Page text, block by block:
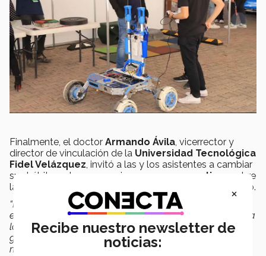
Finalmente, el doctor Armando Ávila, vicerrector y
director de vinculación de la Universidad Tecnológica
Fidel Velázquez, invitó a las y los asistentes a cambiar
sus hábitos y buscar un giro en sus
perspectivas
sobre
la emergencia climática que el mundo está enfrentando.
“El Foro de Economía Sostenible es un espacio de
encuentro para elintercambio de ideasorientadas hacia
la generación desoluciones sustentablesque
garanticen la mejora, aprovechamiento de los recursos
naturales y el
cuidado del medio ambiente
×
Recibe nuestro newsletter de
noticias: